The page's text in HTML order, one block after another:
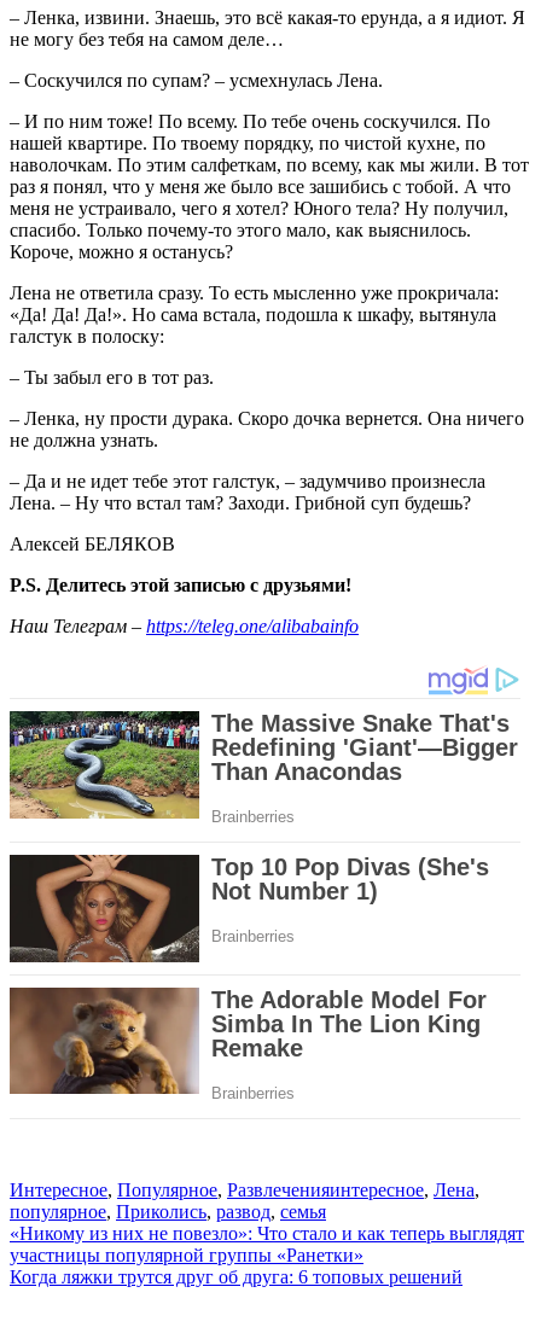
– Ленка, извини. Знаешь, это всё какая-то ерунда, а я идиот. Я
не могу без тебя на самом деле…
– Соскучился по супам? – усмехнулась Лена.
– И по ним тоже! По всему. По тебе очень соскучился. По
нашей квартире. По твоему порядку, по чистой кухне, по
наволочкам. По этим салфеткам, по всему, как мы жили. В тот
раз я понял, что у меня же было все зашибись с тобой. А что
меня не устраивало, чего я хотел? Юного тела? Ну получил,
спасибо. Только почему-то этого мало, как выяснилось.
Короче, можно я останусь?
Лена не ответила сразу. То есть мысленно уже прокричала:
«Да! Да! Да!». Но сама встала, подошла к шкафу, вытянула
галстук в полоску:
– Ты забыл его в тот раз.
– Ленка, ну прости дурака. Скоро дочка вернется. Она ничего
не должна узнать.
– Да и не идет тебе этот галстук, – задумчиво произнесла
Лена. – Ну что встал там? Заходи. Грибной суп будешь?
Алексей БЕЛЯКОВ
P.S. Делитесь этой записью с друзьями!
Наш Телеграм – https://teleg.one/alibabainfo
Интересное, Популярное, Развлеченияинтересное, Лена,
популярное, Приколись, развод, семья
Навигация
по
«Никому из них не повезло»: Что стало и как теперь выглядят
участницы популярной группы «Ранетки»
Когда ляжки трутся друг об друга: 6 топовых решений